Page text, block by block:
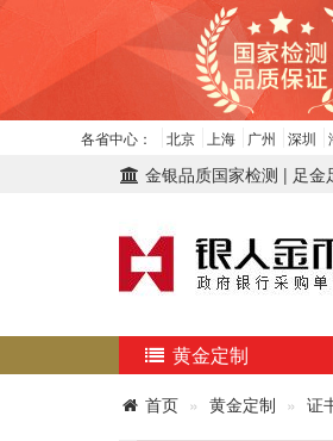
各省中心： 北京 上海 广州 深圳
金银品质国家检测 | 足金
黄金定制
首页 黄金定制 证